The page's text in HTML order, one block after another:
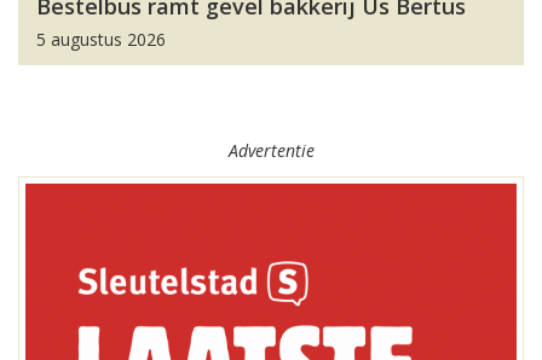
Bestelbus ramt gevel bakkerij Us Bertus
5 augustus 2026
Advertentie